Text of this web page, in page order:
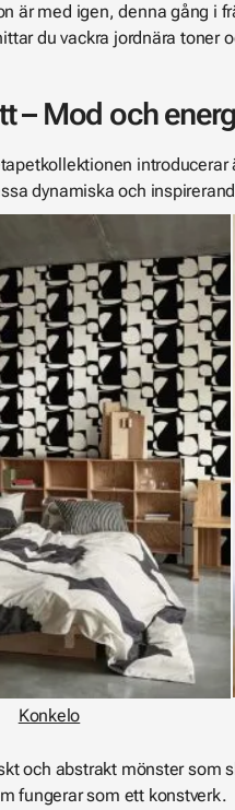
är med igen, denna gång i
du vackra jordnära
– Mod och
dynamiska och
Konkelo
och abstrakt mönster som
fungerar som ett konstverk.